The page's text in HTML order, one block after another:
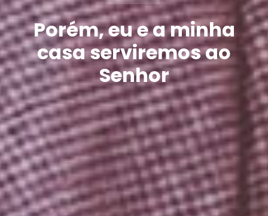
Porém, eu e a minha
casa serviremos ao
Senhor